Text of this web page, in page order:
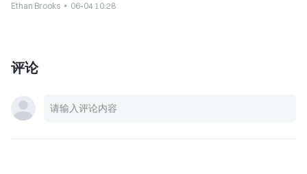
Ethan Brooks 06-04 10:28
评论